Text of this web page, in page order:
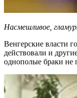
Насмешливое,
Венгерские власти
действовали и
однополые браки не